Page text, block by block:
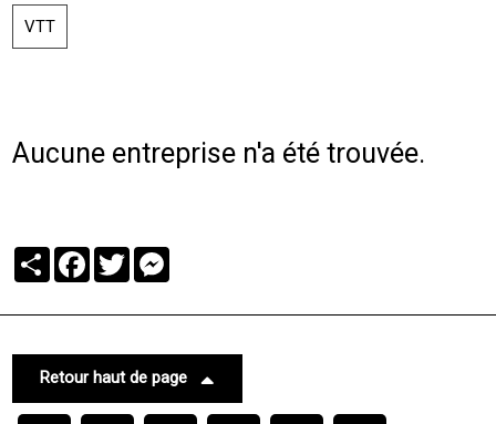
VTT
Aucune entreprise n'a été trouvée.
PartagerFacebook
Twitter
Retour haut de page